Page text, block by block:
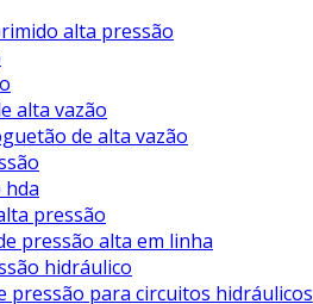
alta pressão
alta vazão
de alta vazão
hda
pressão
pressão alta em linha
hidráulico
pressão para circuitos hidráulicos